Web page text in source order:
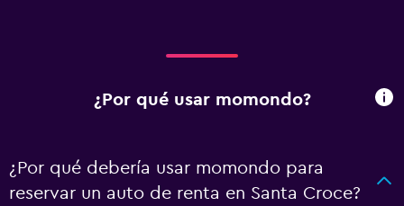
¿Por qué usar momondo?
¿Por qué debería usar momondo para
reservar un auto de renta en Santa Croce?